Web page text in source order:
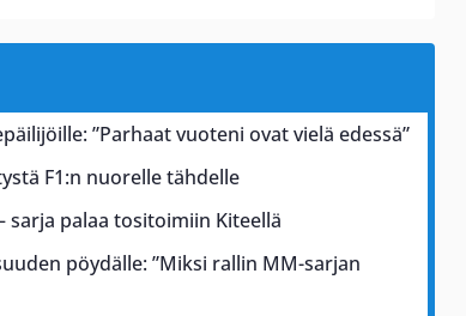
”Parhaat vuoteni ovat vielä edessä”
F1:n nuorelle tähdelle
sarja palaa tositoimiin Kiteellä
pöydälle: ”Miksi rallin MM-sarjan